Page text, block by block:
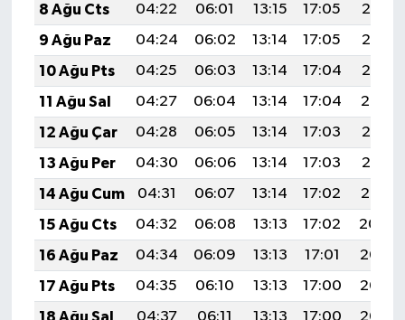
8 Ağu Cts
04:22 06:01 13:15 17:05
20:18
9 Ağu Paz
04:24 06:02 13:14 17:05
20:17
10 Ağu Pts
04:25 06:03 13:14 17:04
20:16
11 Ağu Sal
04:27 06:04 13:14 17:04
20:14
12 Ağu Çar
04:28 06:05 13:14 17:03
20:13
13 Ağu Per
04:30 06:06 13:14 17:03
20:12
14 Ağu Cum
04:31 06:07 13:14 17:02
20:10
15 Ağu Cts
04:32 06:08 13:13 17:02
20:09
16 Ağu Paz
04:34 06:09 13:13 17:01
20:08
17 Ağu Pts
04:35 06:10 13:13 17:00
20:06
18 Ağu Sal
04:37 06:11 13:13 17:00
20:05